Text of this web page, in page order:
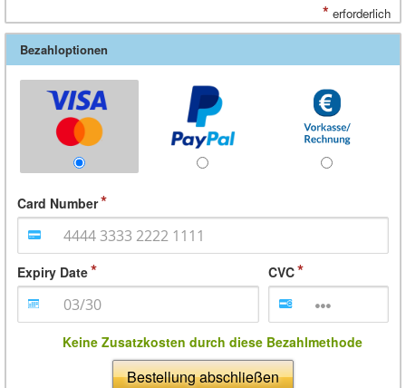
* erforderlich
Bezahloptionen
Card Number
Expiry Date CVC
Keine Zusatzkosten durch diese Bezahlmethode
Bestellung abschließen